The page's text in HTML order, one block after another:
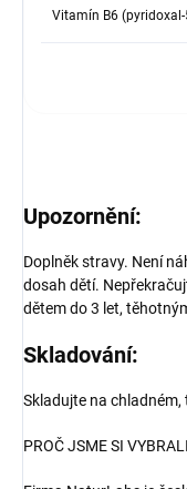
Vitamín B6
Upozornění:
Doplněk stravy. Není
dosah dětí.
dětem do 3 let,
Skladování:
Skladujte na
PROČ JSME SI